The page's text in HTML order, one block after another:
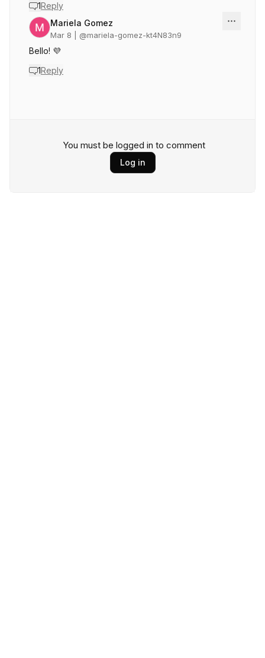
1Reply
Mariela Gomez
Mar 8 | @mariela-gomez-kt4N83n9
Bello! 💜
1Reply
You must be logged in to comment
Log in